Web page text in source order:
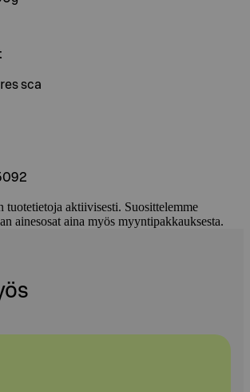
sca
tuotetietoja aktiivisesti. Suosittelemme
ainesosat aina myös myyntipakkauksesta.